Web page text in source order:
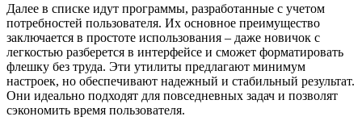
Далее в списке идут программы, разработанные с учетом
потребностей пользователя. Их основное преимущество
заключается в простоте использования – даже новичок с
легкостью разберется в интерфейсе и сможет форматировать
флешку без труда. Эти утилиты предлагают минимум
настроек, но обеспечивают надежный и стабильный результат.
Они идеально подходят для повседневных задач и позволят
сэкономить время пользователя.